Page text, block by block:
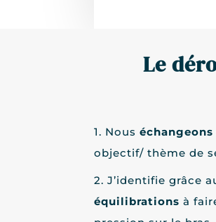
Le
1. Nouséchangeons
objectif/ thème de
2. J’identifie grâce
équilibrations à